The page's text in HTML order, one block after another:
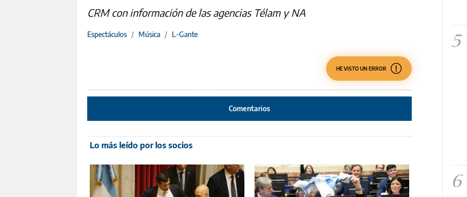
CRM con información de las agencias Télam y NA
Espectáculos / Música / L-Gante
HE VISTO UN ERROR
Comentarios
Lo más leído por los socios
5
6